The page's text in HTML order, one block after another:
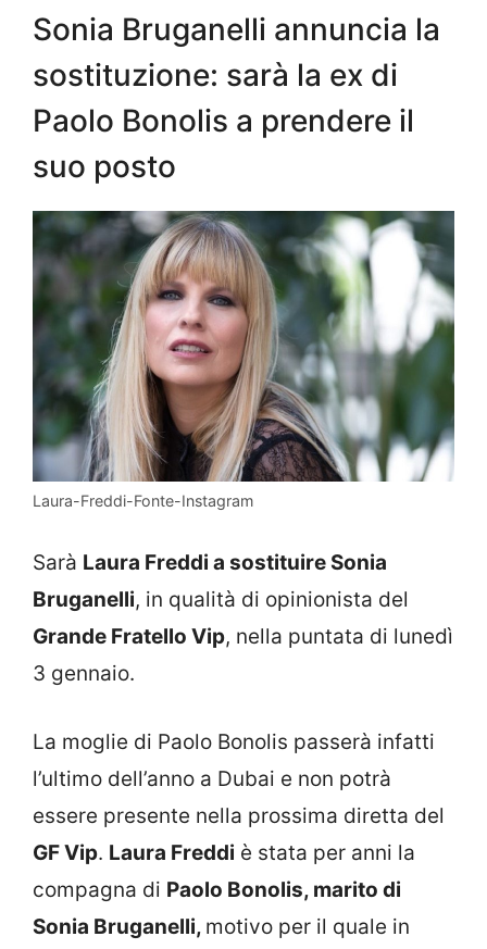
Sonia Bruganelli annuncia la
sostituzione: sarà la ex di
Paolo Bonolis a prendere il
suo posto
Laura-Freddi-Fonte-Instagram
Sarà Laura Freddi a sostituire Sonia
Bruganelli, in qualità di opinionista del
Grande Fratello Vip, nella puntata di lunedì
3 gennaio.
La moglie di Paolo Bonolis passerà infatti
l’ultimo dell’anno a Dubai e non potrà
essere presente nella prossima diretta del
GF Vip. Laura Freddi è stata per anni la
compagna di Paolo Bonolis, marito di
Sonia Bruganelli, motivo per il quale in